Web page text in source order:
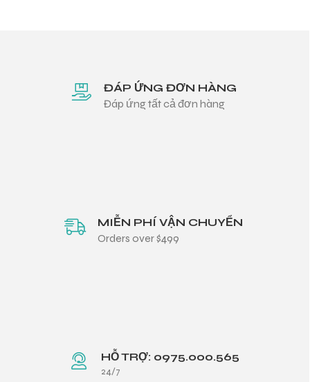
ĐÁP ỨNG ĐƠN HÀNG
Đáp ứng tất cả đơn hàng
MIỄN PHÍ VẬN CHUYỂN
Orders over $499
HỖ TRỢ: 0975.000.565
24/7